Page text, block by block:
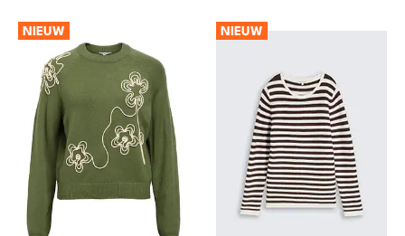
NIEUW NIEUW